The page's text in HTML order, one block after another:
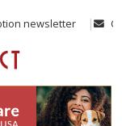
newsletter